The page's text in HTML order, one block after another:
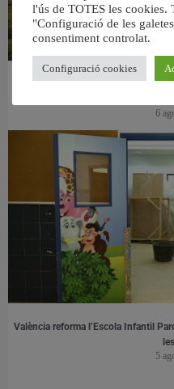
València retira prop de 15.000 litres
6
València reforma l’Escola Infantil
5
l'ús de TOTES les cookies.
"Configuració de les
consentiment controlat.
Configuració cookies